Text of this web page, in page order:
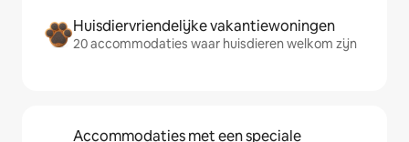
Huisdiervriendelijke vakantiewoningen
20 accommodaties waar huisdieren welkom zijn
Accommodaties met een speciale